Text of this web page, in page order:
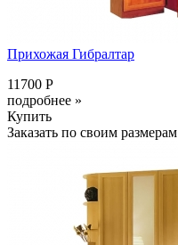
Прихожая Гибралтар
11700 Р
подробнее »
Купить
Заказать по своим размерам